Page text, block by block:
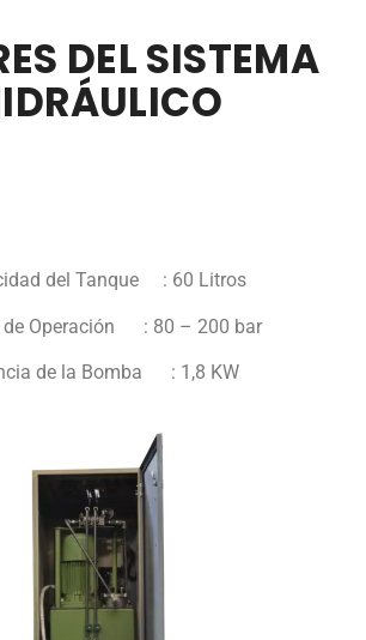
DEL SISTEMA
del Tanque : 60 Litros
de Operación : 80 – 200 bar
de la Bomba : 1,8 KW